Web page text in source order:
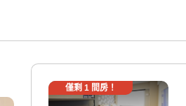
僅剩 1 間房！